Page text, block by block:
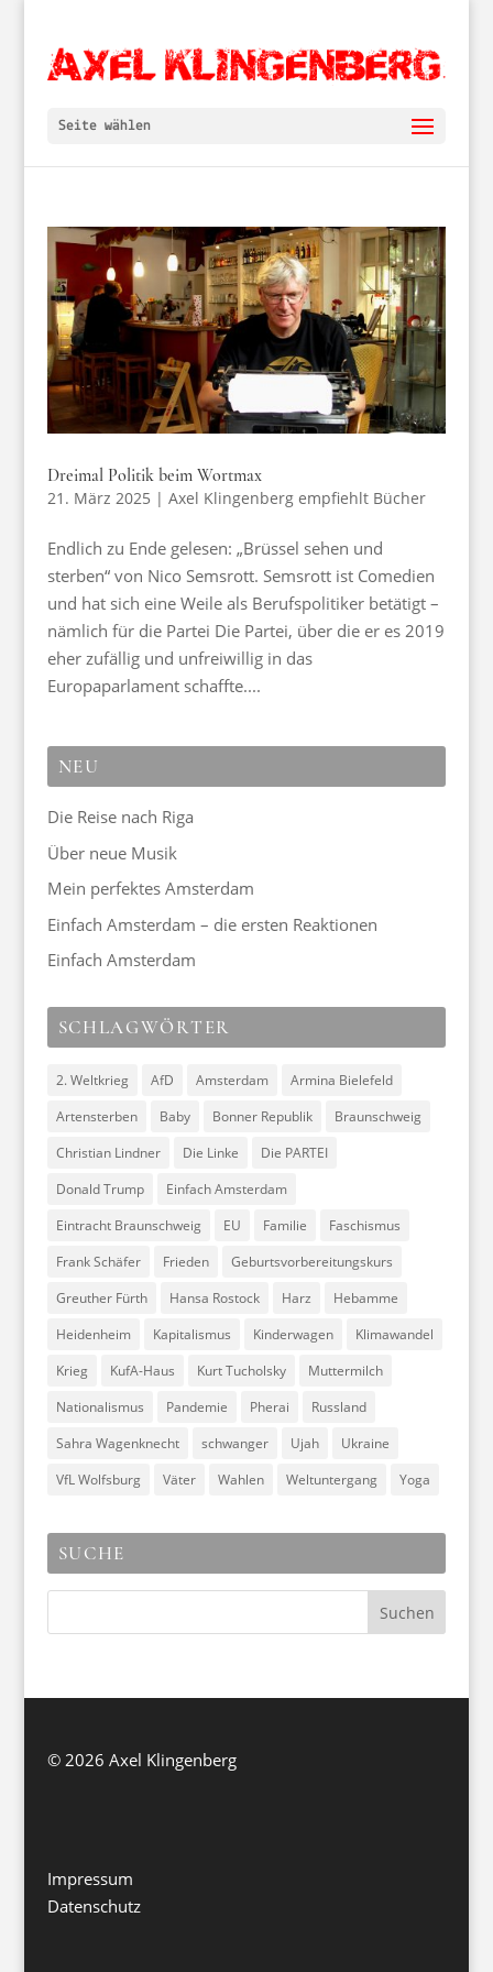
Seite wählen
Dreimal Politik beim Wortmax
21. März 2025 | Axel Klingenberg empfiehlt Bücher
Endlich zu Ende gelesen: „Brüssel sehen und
sterben“ von Nico Semsrott. Semsrott ist Comedien
und hat sich eine Weile als Berufspolitiker betätigt –
nämlich für die Partei Die Partei, über die er es 2019
eher zufällig und unfreiwillig in das
Europaparlament schaffte....
NEU
Die Reise nach Riga
Über neue Musik
Mein perfektes Amsterdam
Einfach Amsterdam – die ersten Reaktionen
Einfach Amsterdam
SCHLAGWÖRTER
2. Weltkrieg AfD Amsterdam
Armina Bielefeld
Artensterben
Baby Bonner Republik
Braunschweig
Christian Lindner
Die Linke
Die PARTEI
Donald Trump
Einfach Amsterdam
Eintracht Braunschweig
EU Familie
Faschismus
Frank Schäfer
Frieden
Geburtsvorbereitungskurs
Greuther Fürth
Hansa Rostock Harz
Hebamme
Heidenheim
Kapitalismus Kinderwagen
Klimawandel
Krieg
KufA-Haus Kurt Tucholsky
Muttermilch
Nationalismus
Pandemie Pherai
Russland
Sahra Wagenknecht
schwanger Ujah
Ukraine
VfL Wolfsburg
Väter Wahlen Weltuntergang Yoga
SUCHE
© 2026 Axel Klingenberg
Impressum
Datenschutz